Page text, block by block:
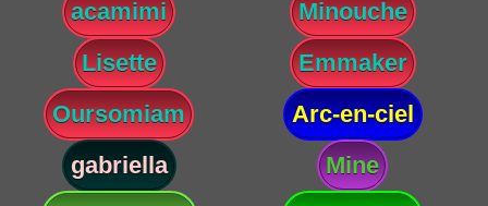
acamimi
Minouche
Lisette
Emmaker
Oursomiam
Arc-en-ciel
gabriella
Mine